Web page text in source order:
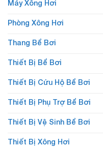
Máy Xông Hơi
Phòng Xông Hơi
Thang Bể Bơi
Thiết Bị Bể Bơi
Thiết Bị Cứu Hộ Bể Bơi
Thiết Bị Phụ Trợ Bể Bơi
Thiết Bị Vệ Sinh Bể Bơi
Thiết Bị Xông Hơi